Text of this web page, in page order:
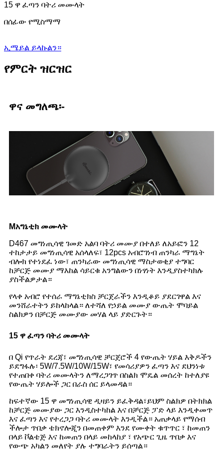
15 ዋ ፈጣን ባትሪ መሙላት
በሰፊው የሚስማማ
ኢሜይል ይላኩልን።
የምርት ዝርዝር
ዋና መግለጫ፡-
Mአግኔቲክ መሙላት
D467 መግነጢሳዊ ገመድ አልባ ባትሪ መሙያ በተለይ ለአይፎን 12
ተከታታይ መግነጢሳዊ አሰላለፍ፣ 12pcs አብሮገነብ ጠንካራ ማግኔት
ብሎክ የተነደፈ ነው፣ ጠንካራው መግነጢሳዊ ማስታወቂያ ተግባር
ከቻርጅ መሙያ ማእከል ሳይርቁ አንግልውን በነፃነት እንዲያስተካክሉ
ያስችልዎታል።
የላቀ አብሮ የተሰራ ማግኔቲክስ ቻርጀራችን እንዲቆይ ያደርገዋል እና
መንሸራተትን ይከላከላል። ለተሻለ የኃይል መሙያ ውጤት ሞባይል
ስልክዎን በቻርጅ መሙያው መሃል ላይ ያድርጉት።
15 ዋ ፈጣን ባትሪ መሙላት
በ Qi የጥራት ደረጃ፣ መግነጢሳዊ ቻርጀሮች 4 የውጤት ሃይል እቅዶችን
ይደግፋሉ፡ 5W/7.5W/10W/15W፣ የመሳሪያዎን ፈጣን እና ደህንነቱ
የተጠበቀ ባትሪ መሙላትን ለማረጋገጥ በስልክ ሞዴል መሰረት ከተለያዩ
የውጤት ሃይሎች ጋር በራስ ሰር ይላመዳል።
ከፍተኛው 15 ዋ መግነጢሳዊ ዲዛይን ይፈቅዳል፣ይህም ስልክዎ በትክክል
ከቻርጅ መሙያው ጋር እንዲስተካከል እና በቻርጅ ፓድ ላይ እንዲቀመጥ
እና ፈጣን እና የተረጋጋ ባትሪ መሙላት እንዲችል። አጠቃላይ የማሰብ
ችሎታ ጥበቃ ቴክኖሎጂን በመጠቀም እንደ የሙቀት ቁጥጥር ፣ ከመጠን
በላይ ቮልቴጅ እና ከመጠን በላይ መከላከያ ፣ የአጭር ጊዜ ጥበቃ እና
የውጭ አካልን መለየት ያሉ ተግባራትን ይሰጣል።